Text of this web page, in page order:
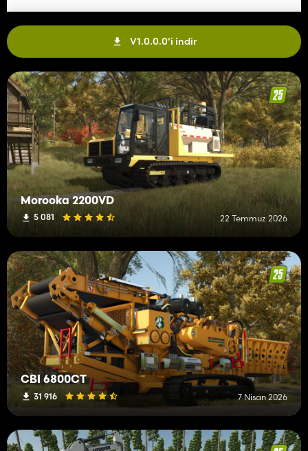
V1.0.0.0'i indir
Morooka 2200VD
5 081 22 Temmuz 2026
CBI 6800CT
31 916 7 Nisan 2026